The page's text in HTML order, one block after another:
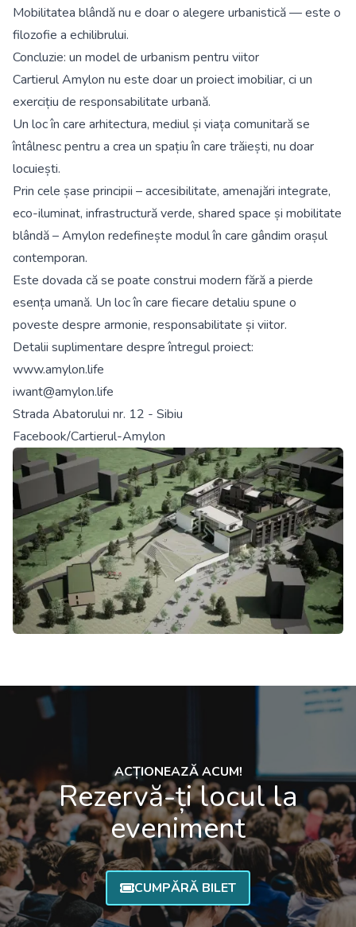
Mobilitatea blândă nu e doar o alegere urbanistică — este o
filozofie a echilibrului.
Concluzie: un model de urbanism pentru viitor
Cartierul Amylon nu este doar un proiect imobiliar, ci un
exercițiu de responsabilitate urbană.
Un loc în care arhitectura, mediul și viața comunitară se
întâlnesc pentru a crea un spațiu în care trăiești, nu doar
locuiești.
Prin cele șase principii – accesibilitate, amenajări integrate,
eco-iluminat, infrastructură verde, shared space și mobilitate
blândă – Amylon redefinește modul în care gândim orașul
contemporan.
Este dovada că se poate construi modern fără a pierde
esența umană. Un loc în care fiecare detaliu spune o
poveste despre armonie, responsabilitate și viitor.
Detalii suplimentare despre întregul proiect:
www.amylon.life
iwant@amylon.life
Strada Abatorului nr. 12 - Sibiu
Facebook/Cartierul-Amylon
ACȚIONEAZĂ ACUM!
Rezervă-ți locul la
eveniment
CUMPĂRĂ BILET